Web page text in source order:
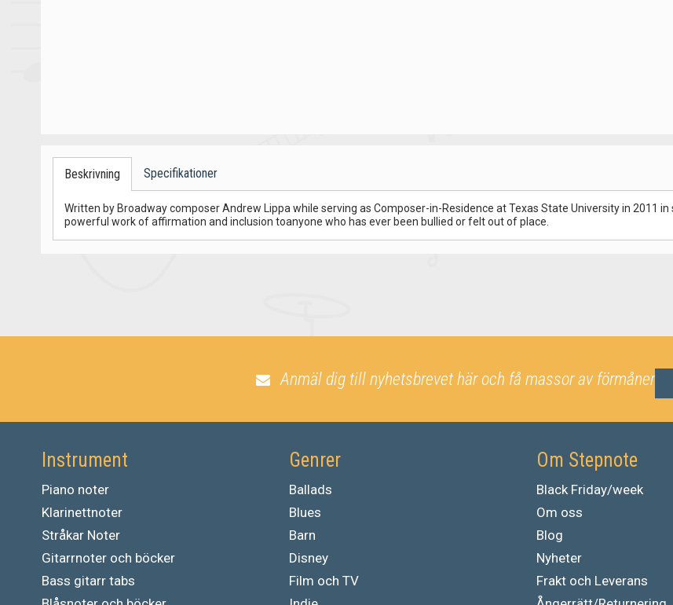
Beskrivning Specifikationer
Written by Broadway composer Andrew Lippa while serving as Composer-in-Residence at Texas State University in 2011
powerful work of affirmation and inclusion toanyone who has ever been bullied or felt out of place.
Anmäl dig till nyhetsbrevet här och få massor av förmåner
Instrument
Piano noter
Klarinettnoter
Stråkar Noter
Gitarrnoter och böcker
Bass gitarr tabs
Genrer
Ballads
Blues
Barn
Disney
Film och TV
Om Stepnote
Black Friday/week
Om oss
Blog
Nyheter
Frakt och Leverans